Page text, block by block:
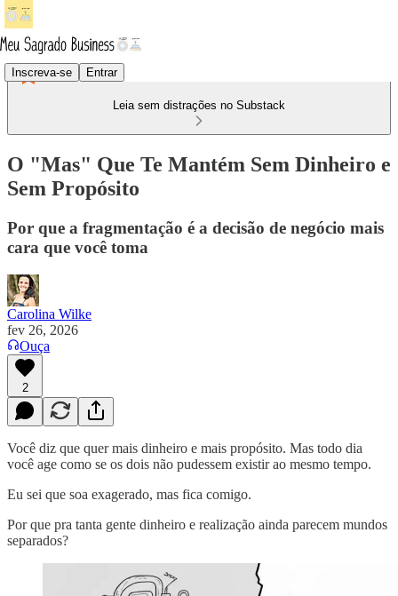
Inscreva-se Entrar
Leia sem distrações no Substack
O "Mas" Que Te Mantém Sem Dinheiro e
Sem Propósito
Por que a fragmentação é a decisão de negócio mais
cara que você toma
Carolina Wilke
fev 26, 2026
Ouça
2
Você diz que quer mais dinheiro e mais propósito. Mas todo dia
você age como se os dois não pudessem existir ao mesmo tempo.
Eu sei que soa exagerado, mas fica comigo.
Por que pra tanta gente dinheiro e realização ainda parecem mundos
separados?